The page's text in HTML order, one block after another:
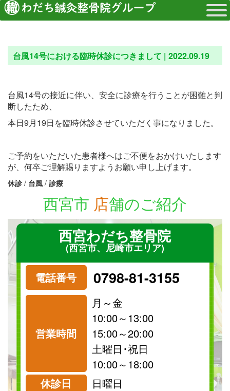
台風14号における臨時休診につきまして | 2022.09.19
台風14号の接近に伴い、安全に診療を行うことが困難と判
断したため、
本日9月19日を臨時休診させていただく事になりました。
ご予約をいただいた患者様へはご不便をおかけいたします
が、何卒ご理解賜りますようお願い申し上げます。
休診/ 台風 / 診療
西宮市 店舗のご紹介
西宮わだち整骨院
(西宮市、尼崎市エリア)
電話番号 0798-81-3155
営業時間
月～金
10:00～13:00
15:00～20:00
土曜日･祝日
10:00～18:00
休診日
日曜日
祝日
診療可
保険
診療可